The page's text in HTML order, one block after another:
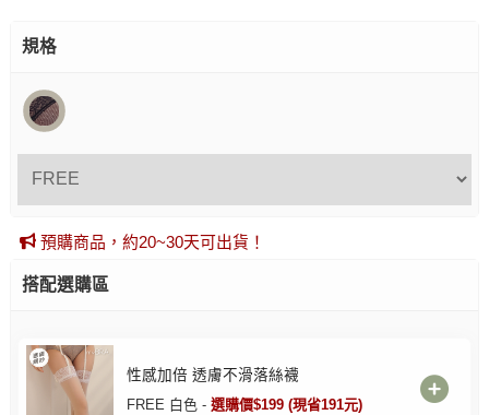
規格
預購商品，約20~30天可出貨！
搭配選購區
性感加倍 透膚不滑落絲襪
FREE 白色 - 選購價$199 (現省191元)